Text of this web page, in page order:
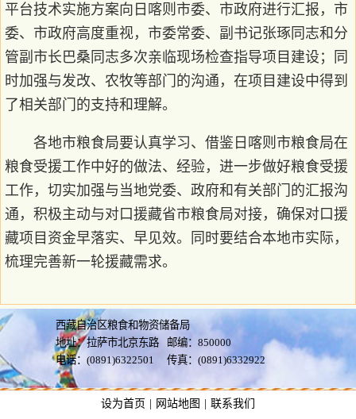
平台技术实施方案向日喀则市委、市政府进行汇报，市
委、市政府高度重视，市委常委、副书记张琢同志和分
管副市长巴桑同志多次亲临现场检查指导项目建设；同
时加强与发改、农牧等部门的沟通，在项目建设中得到
了相关部门的支持和理解。
各地市粮食局要认真学习、借鉴日喀则市粮食局在
粮食受援工作中好的做法、经验，进一步做好粮食受援
工作，切实加强与当地党委、政府和有关部门的汇报沟
通，积极主动与对口援藏省市粮食局对接，确保对口援
藏项目资金早落实、早见效。同时要结合本地市实际，
梳理完善新一轮援藏需求。
西藏自治区粮食和物资储备局
地址：拉萨市北京东路
邮编：850000
电话：(0891)6322501
传真：(0891)6332922
设为首页 | 网站地图 | 联系我们